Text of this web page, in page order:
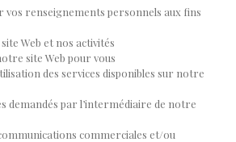
vos renseignements personnels aux fins
Web et nos activités
site Web pour vous
des services disponibles sur notre
demandés par l’intermédiaire de notre
commerciales et/ou